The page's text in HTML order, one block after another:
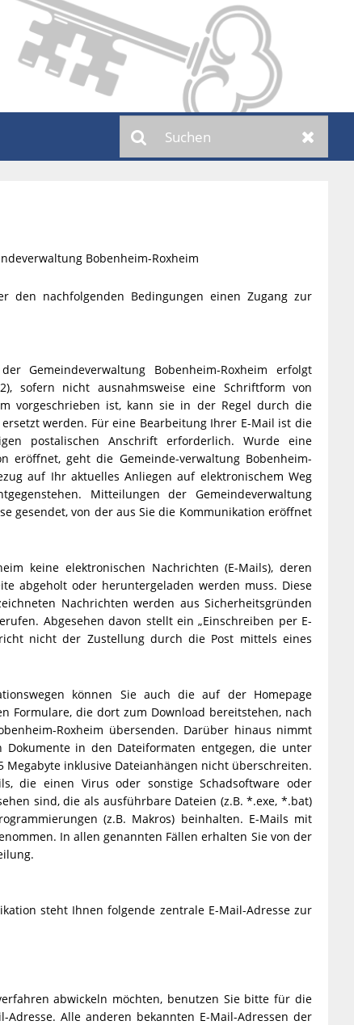
Bobenheim-Roxheim
den nachfolgenden Bedingungen einen Zugang zur
Gemeindeverwaltung Bobenheim-Roxheim erfolgt
sofern nicht ausnahmsweise eine Schriftform von
vorgeschrieben ist, kann sie in der Regel durch die
werden. Für eine Bearbeitung Ihrer E-Mail ist die
postalischen Anschrift erforderlich. Wurde eine
eröffnet, geht die Gemeinde-verwaltung Bobenheim-
auf Ihr aktuelles Anliegen auf elektronischem Weg
Mitteilungen der Gemeindeverwaltung
gesendet, von der aus Sie die Kommunikation eröffnet
keine elektronischen Nachrichten (E-Mails), deren
abgeholt oder heruntergeladen werden muss. Diese
Nachrichten werden aus Sicherheitsgründen
Abgesehen davon stellt ein „Einschreiben per E-
nicht der Zustellung durch die Post mittels eines
können Sie auch die auf der Homepage
Formulare, die dort zum Download bereitstehen, nach
Roxheim übersenden. Darüber hinaus nimmt
Dokumente in den Dateiformaten entgegen, die unter
inklusive Dateianhängen nicht überschreiten.
die einen Virus oder sonstige Schadsoftware oder
sind, die als ausführbare Dateien (z.B. *.exe, *.bat)
(z.B. Makros) beinhalten. E-Mails mit
In allen genannten Fällen erhalten Sie von der
steht Ihnen folgende zentrale E-Mail-Adresse zur
abwickeln möchten, benutzen Sie bitte für die
Alle anderen bekannten E-Mail-Adressen der